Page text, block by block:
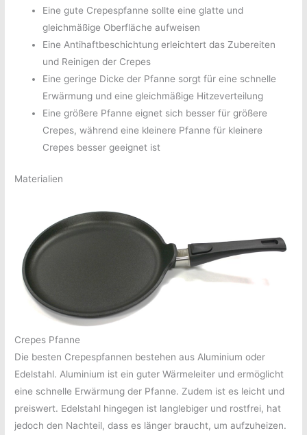
Eine gute Crepespfanne sollte eine glatte und
gleichmäßige Oberfläche aufweisen
Eine Antihaftbeschichtung erleichtert das Zubereiten
und Reinigen der Crepes
Eine geringe Dicke der Pfanne sorgt für eine schnelle
Erwärmung und eine gleichmäßige Hitzeverteilung
Eine größere Pfanne eignet sich besser für größere
Crepes, während eine kleinere Pfanne für kleinere
Crepes besser geeignet ist
Materialien
Crepes Pfanne
Die besten Crepespfannen bestehen aus Aluminium oder
Edelstahl. Aluminium ist ein guter Wärmeleiter und ermöglicht
eine schnelle Erwärmung der Pfanne. Zudem ist es leicht und
preiswert. Edelstahl hingegen ist langlebiger und rostfrei, hat
jedoch den Nachteil, dass es länger braucht, um aufzuheizen.